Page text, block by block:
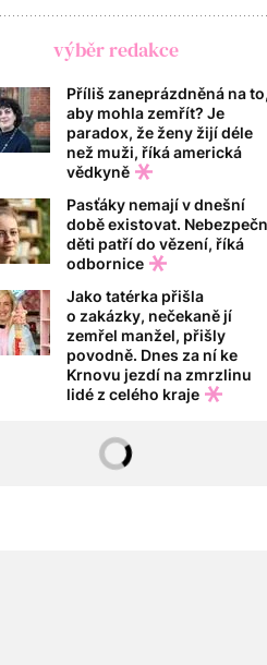
výběr redakce
Příliš zaneprázdněná na to,
aby mohla zemřít? Je
paradox, že ženy žijí déle
než muži, říká americká
vědkyně
Pasťáky nemají v dnešní
době existovat.
děti patří do vězení, říká
odbornice
Jako tatérka přišla
o zakázky, nečekaně jí
zemřel manžel, přišly
povodně. Dnes za ní ke
Krnovu jezdí na zmrzlinu
lidé z celého kraje